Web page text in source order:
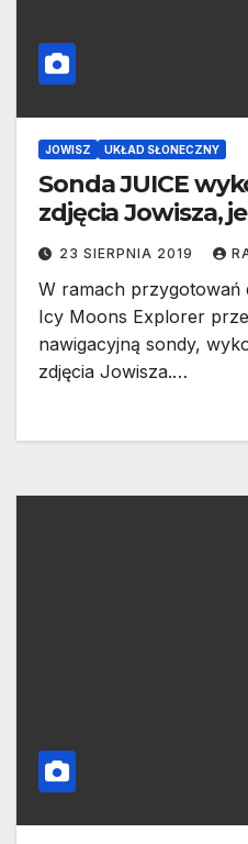
JOWISZ UKŁAD SŁONECZNY
Sonda JUICE
zdjęcia Jowisza,
23 SIERPNIA 2019
W ramach przygotowań
Icy Moons Explorer
nawigacyjną sondy,
zdjęcia Jowisza.…